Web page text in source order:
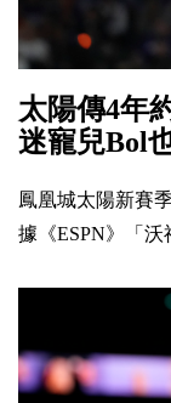
太陽傳4年
迷寵兒Bol
鳳凰城太陽新賽
據《ESPN》「沃